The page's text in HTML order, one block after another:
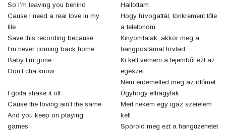
So I’m leaving you behind
Cause I need a real love in my
life
Save this recording because
I’m never coming back home
Baby I’m gone
Don’t cha know
I gotta shake it off
Cause the loving ain’t the same
And you keep on playing
games
Hallottam
Hogy hívogattál, tönkrement tőle
a telefonom
Kinyomtalak, akkor meg a
hangpostámat hívtad
Ki kell vernem a fejemből ezt az
egészet
Nem érdemelted meg az időmet
Úgyhogy elhagylak
Mert nekem egy igaz szerelem
kell
Spórold meg ezt a hangüzenetet